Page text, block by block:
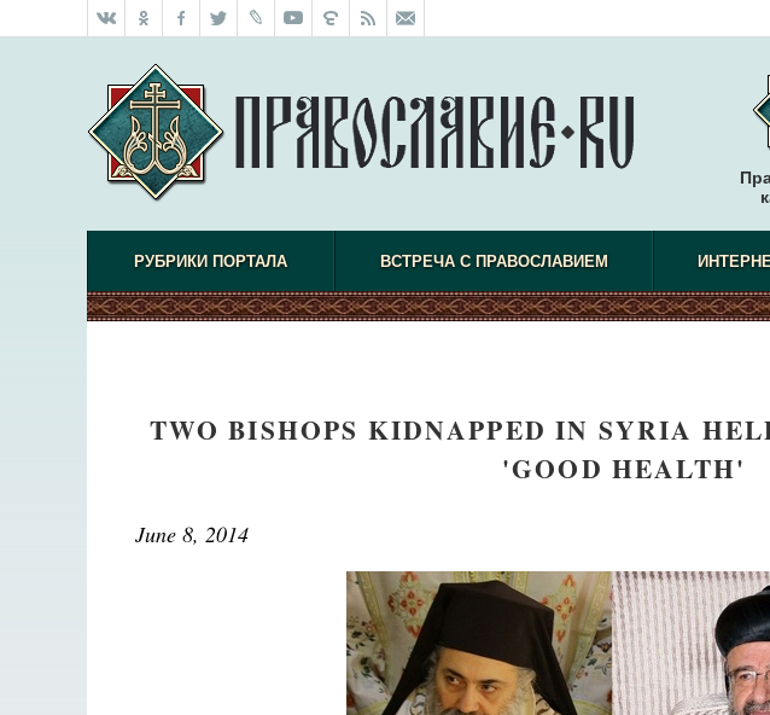
РУБРИКИ ПОРТАЛА ВСТРЕЧА С ПРАВОСЛАВИЕМ
TWO BISHOPS KIDNAPPED IN SYRIA
'GOOD HEALTH'
June 8, 2014